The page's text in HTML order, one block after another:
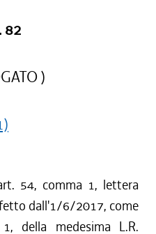
82
)
54, comma 1, lettera
dall'1/6/2017, come
della medesima L.R.